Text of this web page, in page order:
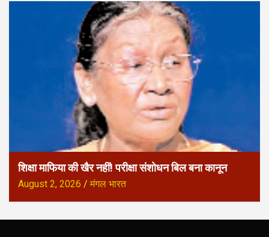
शिक्षा माफिया की खैर नहीं! परीक्षा संशोधन बिल बना कानून
August 2, 2026 मंगल भारत